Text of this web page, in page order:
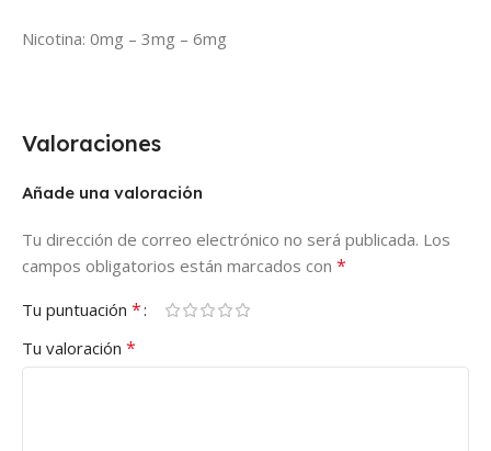
Nicotina: 0mg – 3mg – 6mg
Valoraciones
Añade una valoración
Tu dirección de correo electrónico no será publicada. Los
campos obligatorios están marcados con *
Tu puntuación *
Tu valoración *